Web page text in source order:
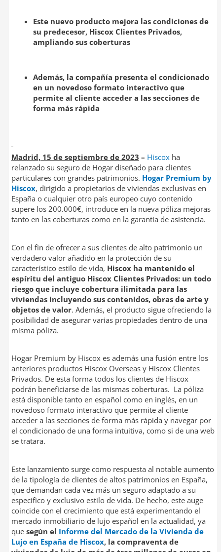
Este nuevo producto mejora las condiciones de
su predecesor, Hiscox Clientes Privados,
ampliando sus coberturas
Además, la compañía presenta el condicionado
en un novedoso formato interactivo que
permite al cliente acceder a las secciones de
forma más rápida
Madrid, 15 de septiembre de 2023 – Hiscoxha
relanzado su seguro de Hogar diseñado para clientes
particulares con grandes patrimonios. Hogar Premium by
Hiscox, dirigido a propietarios de viviendas exclusivas en
España o cualquier otro país europeo cuyo contenido
supere los 200.000€, introduce en la nueva póliza mejoras
tanto en las coberturas como en la garantía de asistencia.
Con el fin de ofrecer a sus clientes de alto patrimonio un
verdadero valor añadido en la protección de su
característico estilo de vida, Hiscox ha mantenido el
espíritu del antiguo Hiscox Clientes Privados: un todo
riesgo que incluye cobertura ilimitada para las
viviendas incluyendo sus contenidos, obras de arte y
objetos de valor. Además, el producto sigue ofreciendo la
posibilidad de asegurar varias propiedades dentro de una
misma póliza.
Hogar Premium by Hiscox es además una fusión entre los
anteriores productos Hiscox Overseas y Hiscox Clientes
Privados. De esta forma todos los clientes de Hiscox
podrán beneficiarse de las mismas coberturas. La póliza
está disponible tanto en español como en inglés, en un
novedoso formato interactivo que permite al cliente
acceder a las secciones de forma más rápida y navegar por
el condicionado de una forma intuitiva, como si de una web
se tratara.
Este lanzamiento surge como respuesta al notable aumento
de la tipología de clientes de altos patrimonios en España,
que demandan cada vez más un seguro adaptado a su
específico y exclusivo estilo de vida. De hecho, este auge
coincide con el crecimiento que está experimentando el
mercado inmobiliario de lujo español en la actualidad, ya
que según el Informe del Mercado de la Vivienda de
Lujo en España de Hiscox, la compraventa de